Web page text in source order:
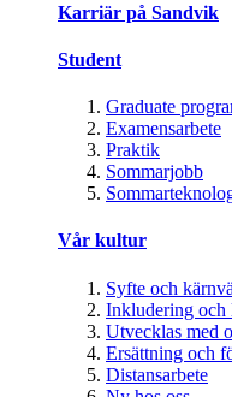
Karriär på Sandvik
Student
Graduate
Examensarbete
Praktik
Sommarjobb
Vår kultur
Syfte och
Inkludering och
Utvecklas med
Ersättning och
Distansarbete